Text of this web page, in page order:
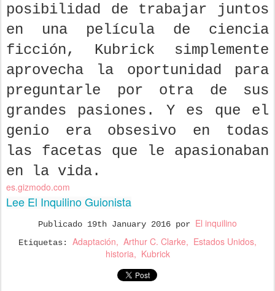
posibilidad de trabajar juntos
en una película de ciencia
ficción, Kubrick simplemente
aprovecha la oportunidad para
preguntarle por otra de sus
grandes pasiones. Y es que el
genio era obsesivo en todas
las facetas que le apasionaban
en la vida.
es.gizmodo.com
Lee El Inquilino Guionista
Publicado 19th January 2016 por El inquilino
Etiquetas: Adaptación Arthur C. Clarke
Estados Unidos
historia
Kubrick